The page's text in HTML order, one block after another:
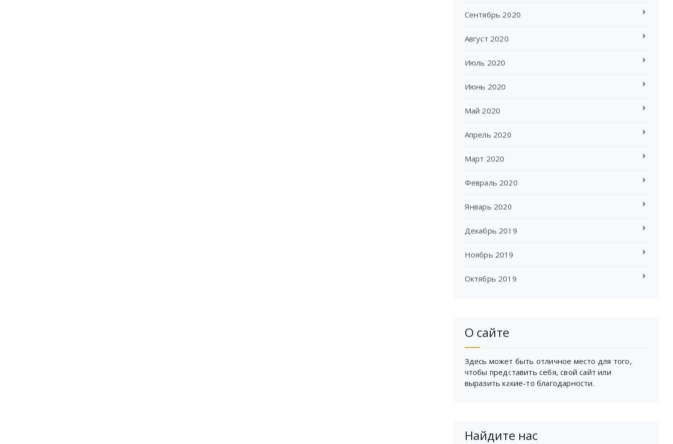
Сентябрь 2020
Август 2020
Июль 2020
Июнь 2020
Май 2020
Апрель 2020
Март 2020
Февраль 2020
Январь 2020
Декабрь 2019
Ноябрь 2019
Октябрь 2019
О сайте
Здесь может быть отличное место для того,
чтобы представить себя, свой сайт или
выразить какие-то благодарности.
Найдите нас